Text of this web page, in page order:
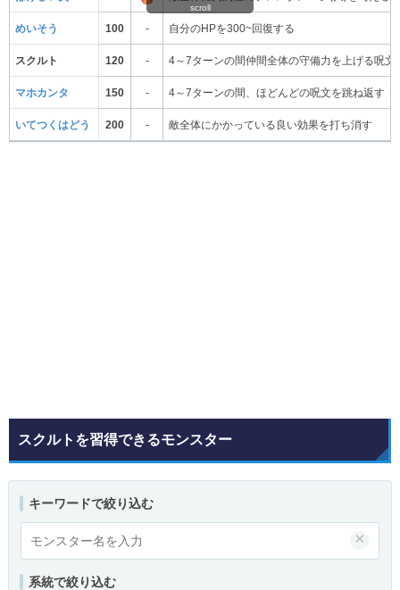
めいそう 100 - 自分のHPを300~回復する
スクルト 120 - 4～7ターンの間仲間全体の守備力を上げる呪文
マホカンタ 150 - 4～7ターンの間、ほどんどの呪文を跳ね返す
いてつくはどう 200 - 敵全体にかかっている良い効果を打ち消す
scroll
スクルトを習得できるモンスター
キーワードで絞り込む
×
系統で絞り込む